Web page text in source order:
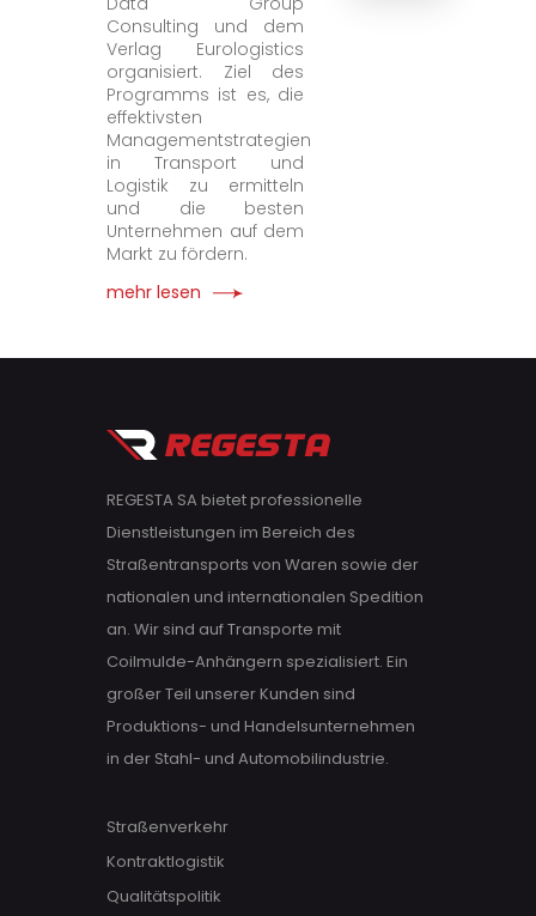
Consulting und dem
Verlag Eurologistics
organisiert. Ziel des
Programms ist es, die
effektivsten
Managementstrategien
in Transport und
Logistik zu ermitteln
und die besten
Unternehmen auf dem
Markt zu fördern.
mehr lesen
REGESTA SA bietet professionelle
Dienstleistungen im Bereich des
Straßentransports von Waren sowie der
nationalen und internationalen Spedition
an. Wir sind auf Transporte mit
Coilmulde-Anhängern spezialisiert. Ein
großer Teil unserer Kunden sind
Produktions- und Handelsunternehmen
in der Stahl- und Automobilindustrie.
Straßenverkehr
Kontraktlogistik
Qualitätspolitik